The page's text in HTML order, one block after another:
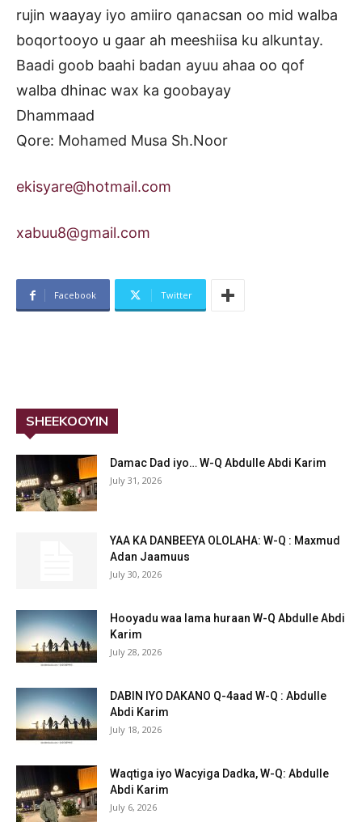
rujin waayay iyo amiiro qanacsan oo mid walba
boqortooyo u gaar ah meeshiisa ku alkuntay.
Baadi goob baahi badan ayuu ahaa oo qof
walba dhinac wax ka goobayay
Dhammaad
Qore: Mohamed Musa Sh.Noor
ekisyare@hotmail.com
xabuu8@gmail.com
Facebook Twitter
SHEEKOOYIN
Damac Dad iyo… W-Q Abdulle Abdi Karim
July 31, 2026
YAA KA DANBEEYA OLOLAHA: W-Q : Maxmud
Adan Jaamuus
July 30, 2026
Hooyadu waa lama huraan W-Q Abdulle Abdi
Karim
July 28, 2026
DABIN IYO DAKANO Q-4aad W-Q : Abdulle
Abdi Karim
July 18, 2026
Waqtiga iyo Wacyiga Dadka, W-Q: Abdulle
Abdi Karim
July 6, 2026